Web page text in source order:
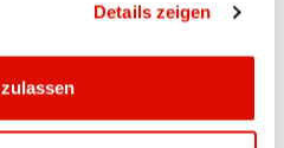
Details zeigen
für
Brägger als Bereichsleiter
Geschäftsleitung ein Team